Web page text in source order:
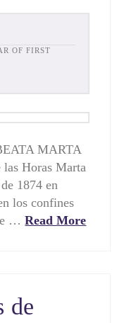
MARTA
Horas Marta
1874 en
los confines
…Read More
de